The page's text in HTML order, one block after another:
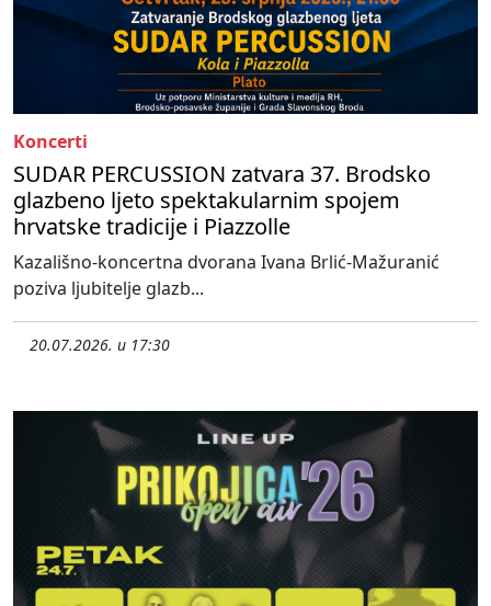
Koncerti
SUDAR PERCUSSION zatvara 37. Brodsko
glazbeno ljeto spektakularnim spojem
hrvatske tradicije i Piazzolle
Kazališno-koncertna dvorana Ivana Brlić-Mažuranić
poziva ljubitelje glazb...
20.07.2026. u 17:30